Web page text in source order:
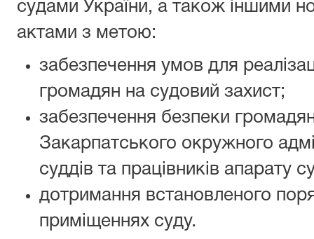
судами України, а також іншими
актами з метою:
забезпечення умов для
громадян на судовий захист;
забезпечення безпеки
Закарпатського окружного
суддів та працівників апарату
дотримання встановленого
приміщеннях суду.